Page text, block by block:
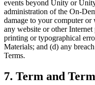
events beyond Unity or
administration of the On-
damage to your computer
any website or other
printing or typographical
Materials; and (d) any
Terms.
7. Term and